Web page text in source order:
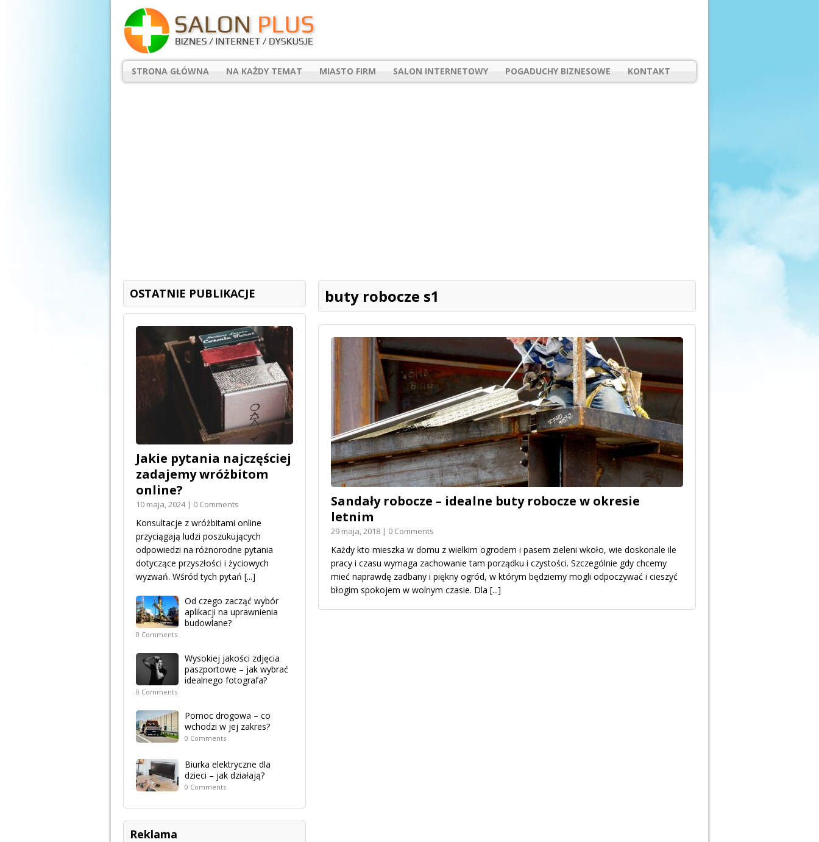
STRONA GŁÓWNA NA KAŻDY TEMAT MIASTO FIRM SALON INTERNETOWY POGADUCHY BIZNESOWE KONTAKT
buty robocze s1
Sandały robocze – idealne buty robocze w okresie
letnim
29 maja, 2018 | 0 Comments
Każdy kto mieszka w domu z wielkim ogrodem i pasem zieleni wkoło, wie doskonale ile
pracy i czasu wymaga zachowanie tam porządku i czystości. Szczególnie gdy chcemy
mieć naprawdę zadbany i piękny ogród, w którym będziemy mogli odpoczywać i cieszyć
błogim spokojem w wolnym czasie. Dla [...]
OSTATNIE PUBLIKACJE
Jakie pytania najczęściej
zadajemy wróżbitom
online?
10 maja, 2024 | 0 Comments
Konsultacje z wróżbitami online
przyciągają ludzi poszukujących
odpowiedzi na różnorodne pytania
dotyczące przyszłości i życiowych
wyzwań. Wśród tych pytań [...]
Od czego zacząć wybór
aplikacji na uprawnienia
budowlane?
0 Comments
Wysokiej jakości zdjęcia
paszportowe – jak wybrać
idealnego fotografa?
0 Comments
Pomoc drogowa – co
wchodzi w jej zakres?
0 Comments
Biurka elektryczne dla
dzieci – jak działają?
0 Comments
Reklama